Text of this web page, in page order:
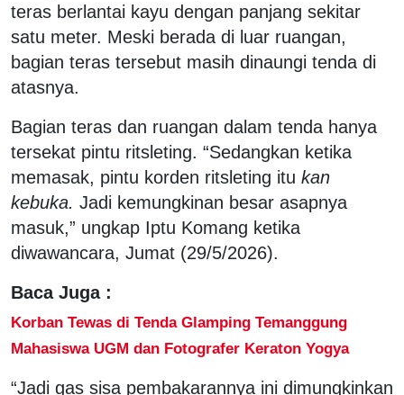
teras berlantai kayu dengan panjang sekitar
satu meter. Meski berada di luar ruangan,
bagian teras tersebut masih dinaungi tenda di
atasnya.
Bagian teras dan ruangan dalam tenda hanya
tersekat pintu ritsleting. “Sedangkan ketika
memasak, pintu korden ritsleting itu kan
kebuka. Jadi kemungkinan besar asapnya
masuk,” ungkap Iptu Komang ketika
diwawancara, Jumat (29/5/2026).
Baca Juga :
Korban Tewas di Tenda Glamping Temanggung
Mahasiswa UGM dan Fotografer Keraton Yogya
“Jadi gas sisa pembakarannya ini dimungkinkan